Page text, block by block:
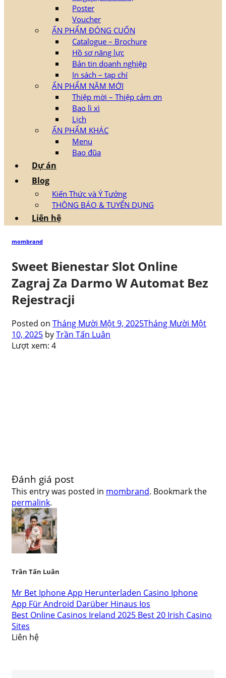
Poster
Voucher
ẤN PHẨM ĐÓNG CUỐN
Catalogue – Brochure
Hồ sơ năng lực
Bản tin doanh nghiệp
In sách – tạp chí
ẤN PHẨM NĂM MỚI
Thiệp mời – Thiệp cảm ơn
Bao lì xì
Lịch
ẤN PHẨM KHÁC
Menu
Bao đũa
Dự án
Blog
Kiến Thức và Ý Tưởng
THÔNG BÁO & TUYỂN DỤNG
Liên hệ
mombrand
Sweet Bienestar Slot Online
Zagraj Za Darmo W Automat Bez
Rejestracji
Posted on Tháng Mười Một 9, 2025Tháng Mười Một
10, 2025 byTrần Tấn Luân
Lượt xem: 4
Đánh giá post
This entry was posted in mombrand. Bookmark the
permalink.
Trần Tấn Luân
Mr Bet Iphone App Herunterladen Casino Iphone
App Für Android Darüber Hinaus Ios
Best Online Casinos Ireland 2025 Best 20 Irish Casino
Sites
Liên hệ